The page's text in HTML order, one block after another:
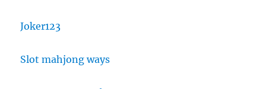
Joker123
Slot mahjong ways